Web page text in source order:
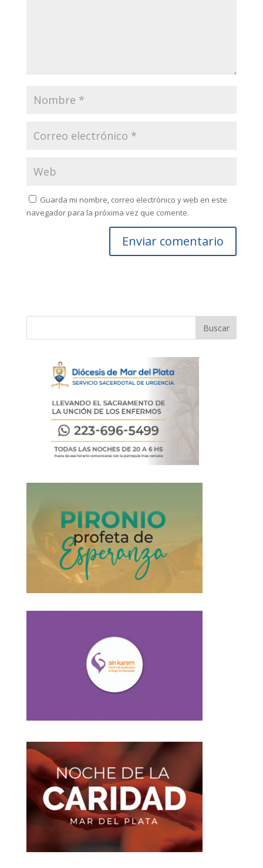
Guarda mi nombre, correo electrónico y web en este
navegador para la próxima vez que comente.